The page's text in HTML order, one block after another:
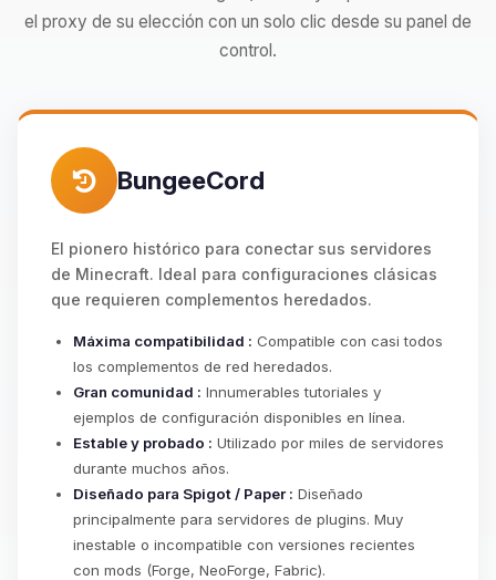
el proxy de su elección con un solo clic desde su panel de
control.
BungeeCord
El pionero histórico para conectar sus servidores
de Minecraft. Ideal para configuraciones clásicas
que requieren complementos heredados.
Máxima compatibilidad : Compatible con casi todos
los complementos de red heredados.
Gran comunidad : Innumerables tutoriales y
ejemplos de configuración disponibles en línea.
Estable y probado : Utilizado por miles de servidores
durante muchos años.
Diseñado para Spigot / Paper : Diseñado
principalmente para servidores de plugins. Muy
inestable o incompatible con versiones recientes
con mods (Forge, NeoForge, Fabric).